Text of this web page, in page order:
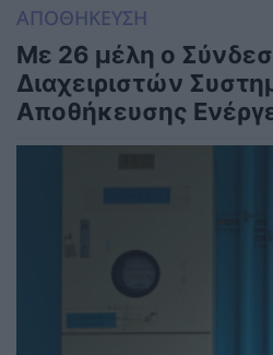
ΑΠΟΘΗΚΕΥΣΗ
Με 26 μέλη ο
Διαχειριστών
Αποθήκευσης